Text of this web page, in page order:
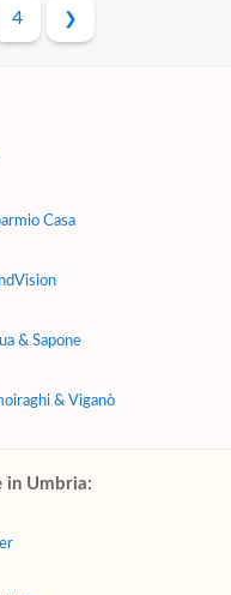
4
Casa
& Sapone
& Viganò
in Umbria: